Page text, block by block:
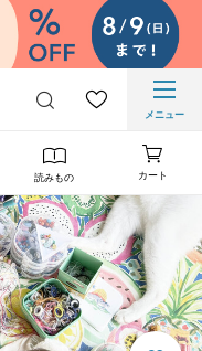
メニュー
読みもの カート